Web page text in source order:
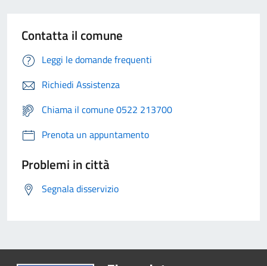
Contatta il comune
Leggi le domande frequenti
Richiedi Assistenza
Chiama il comune 0522 213700
Prenota un appuntamento
Problemi in città
Segnala disservizio